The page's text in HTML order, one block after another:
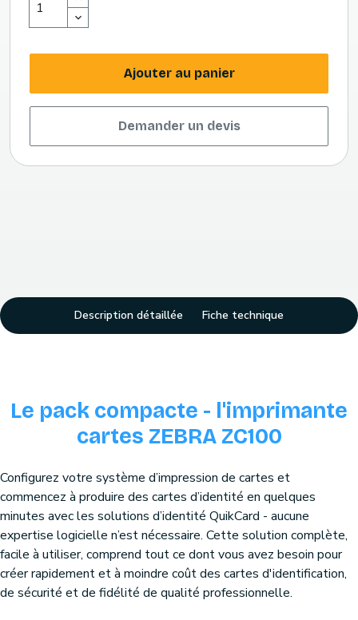
Ajouter au panier
Demander un devis
Description détaillée Fiche technique
Le pack compacte - l'imprimante
cartes ZEBRA ZC100
Configurez votre système d’impression de cartes et
commencez à produire des cartes d’identité en quelques
minutes avec les solutions d’identité QuikCard - aucune
expertise logicielle n’est nécessaire. Cette solution complète,
facile à utiliser, comprend tout ce dont vous avez besoin pour
créer rapidement et à moindre coût des cartes d'identification,
de sécurité et de fidélité de qualité professionnelle.